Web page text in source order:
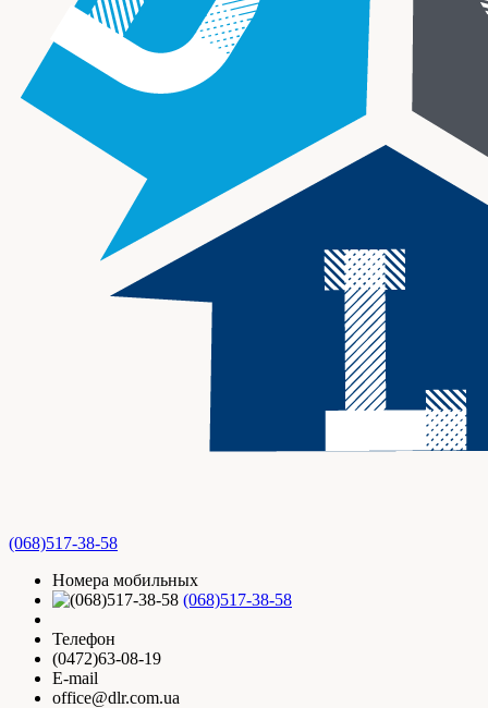
(068)517-38-58
Номера мобильных
(068)517-38-58
Телефон
(0472)63-08-19
E-mail
office@dlr.com.ua